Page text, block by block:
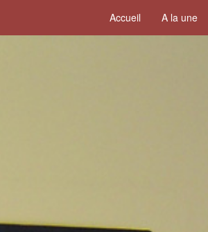
Accueil A la une